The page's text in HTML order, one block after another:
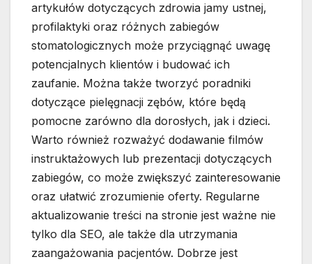
artykułów dotyczących zdrowia jamy ustnej,
profilaktyki oraz różnych zabiegów
stomatologicznych może przyciągnąć uwagę
potencjalnych klientów i budować ich
zaufanie. Można także tworzyć poradniki
dotyczące pielęgnacji zębów, które będą
pomocne zarówno dla dorosłych, jak i dzieci.
Warto również rozważyć dodawanie filmów
instruktażowych lub prezentacji dotyczących
zabiegów, co może zwiększyć zainteresowanie
oraz ułatwić zrozumienie oferty. Regularne
aktualizowanie treści na stronie jest ważne nie
tylko dla SEO, ale także dla utrzymania
zaangażowania pacjentów. Dobrze jest